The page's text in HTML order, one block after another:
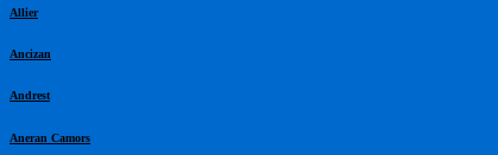
Allier
Ancizan
Andrest
Aneran Camors